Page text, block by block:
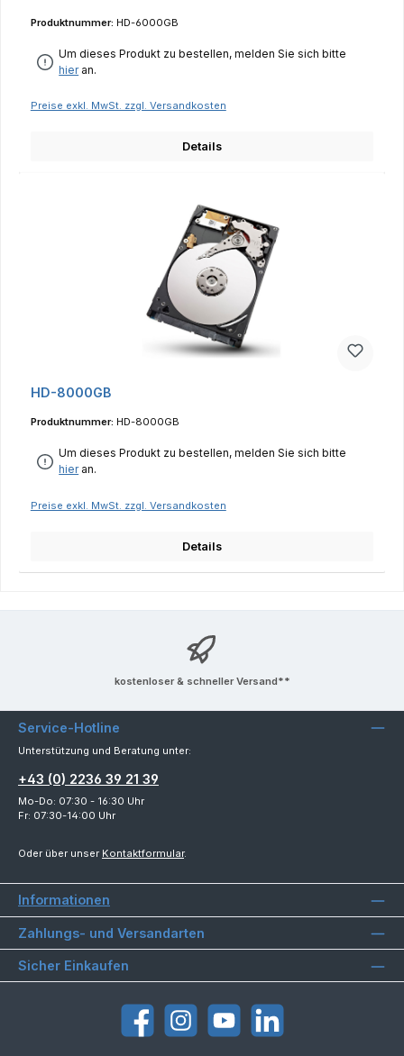
Produktnummer: HD-6000GB
Um dieses Produkt zu bestellen, melden Sie sich bitte
hieran.
Preise exkl. MwSt. zzgl. Versandkosten
Details
HD-8000GB
Produktnummer: HD-8000GB
Um dieses Produkt zu bestellen, melden Sie sich bitte
hieran.
Preise exkl. MwSt. zzgl. Versandkosten
Details
kostenloser & schneller Versand**
Service-Hotline
Unterstützung und Beratung unter:
+43 (0) 2236 39 21 39
Mo-Do: 07:30 - 16:30 Uhr
Fr: 07:30-14:00 Uhr
Oder über unser Kontaktformular.
Informationen
Zahlungs- und Versandarten
Sicher Einkaufen
FacebookInstagramYouTubeLinkedIn